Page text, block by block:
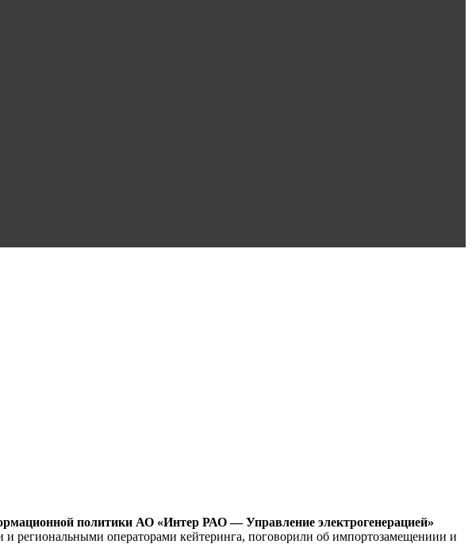
политики АО «Интер РАО — Управление электрогенерацией»
операторами кейтеринга, поговорили об импортозамещениии и